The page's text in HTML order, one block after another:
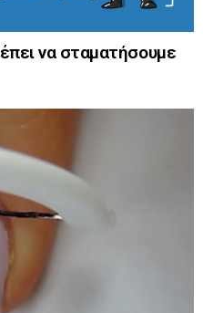
να σταματήσουμε